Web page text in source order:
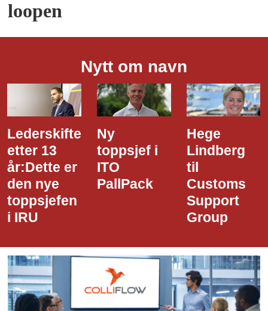
loopen
Nytt om navn
Ny
toppsjef i
ITO
PallPack
Hege
Lindberg
til
Customs
Dette er
den nye
i Narvik
Havn